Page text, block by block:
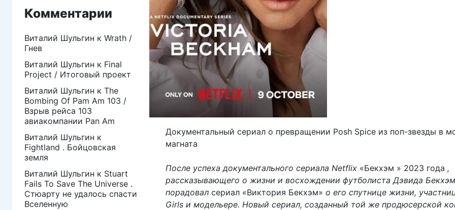
Документальный сериал о превращении Posh Spice из поп-звезды в
магната
После успеха документального сериала Netflix «Бекхэм » 2023 года ,
рассказывающего о жизни и восхождении футболиста Дэвида
порадовал сериал «Виктория Бекхэм» о его спутнице жизни,
Girls и модельере. Новый сериал, созданный той же продюсерской
Комментарии
Виталий Шульгин к Wrath /
Гнев
Виталий Шульгин к Final
Project / Итоговый проект
Виталий Шульгин к The
Bombing Of Pam Am 103 /
Взрыв рейса 103
авиакомпании Pan Am
Виталий Шульгин к
Fightland . Бойцовская
земля
Виталий Шульгин к Stuart
Fails To Save The Universe .
Стюарту не удалось спасти
Вселенную